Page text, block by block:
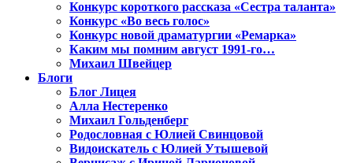
Конкурс короткого рассказа «Сестра таланта»
Конкурс «Во весь голос»
Конкурс новой драматургии «Ремарка»
Каким мы помним август 1991-го…
Михаил Швейцер
Блоги
Блог Лицея
Алла Нестеренко
Михаил Гольденберг
Родословная с Юлией Свинцовой
Видоискатель с Юлией Утышевой